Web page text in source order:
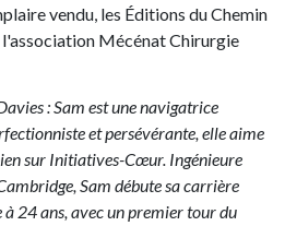
vendu, les Éditions du Chemin
Mécénat Chirurgie
: Sam est une navigatrice
et persévérante, elle aime
sur Initiatives-Cœur. Ingénieure
Sam débute sa carrière
24 ans, avec un premier tour du